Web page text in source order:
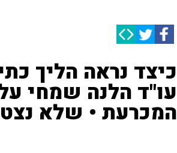
כיצד נראה הליך
עו"ד הלנה שמחי
המכרעת • שלא